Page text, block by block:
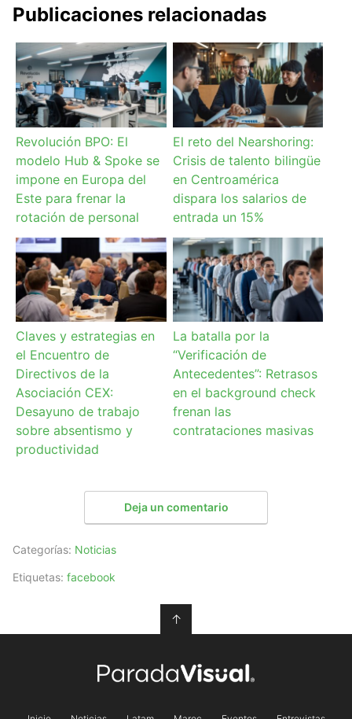
Publicaciones relacionadas
Revolución BPO: El
modelo Hub & Spoke se
impone en Europa del
Este para frenar la
rotación de personal
El reto del Nearshoring:
Crisis de talento bilingüe
en Centroamérica
dispara los salarios de
entrada un 15%
Claves y estrategias en
el Encuentro de
Directivos de la
Asociación CEX:
Desayuno de trabajo
sobre absentismo y
productividad
La batalla por la
“Verificación de
Antecedentes”: Retrasos
en el background check
frenan las
contrataciones masivas
Deja un comentario
Categorías: Noticias
Etiquetas: facebook
↑